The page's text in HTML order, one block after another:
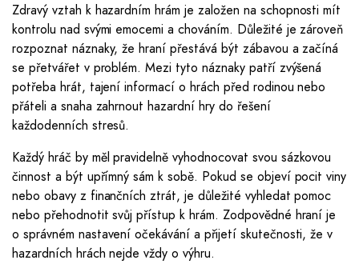
Zdravý vztah k hazardním hrám je založen na schopnosti mít
kontrolu nad svými emocemi a chováním. Důležité je zároveň
rozpoznat náznaky, že hraní přestává být zábavou a začíná
se přetvářet v problém. Mezi tyto náznaky patří zvýšená
potřeba hrát, tajení informací o hrách před rodinou nebo
přáteli a snaha zahrnout hazardní hry do řešení
každodenních stresů.
Každý hráč by měl pravidelně vyhodnocovat svou sázkovou
činnost a být upřímný sám k sobě. Pokud se objeví pocit viny
nebo obavy z finančních ztrát, je důležité vyhledat pomoc
nebo přehodnotit svůj přístup k hrám. Zodpovědné hraní je
o správném nastavení očekávání a přijetí skutečnosti, že v
hazardních hrách nejde vždy o výhru.